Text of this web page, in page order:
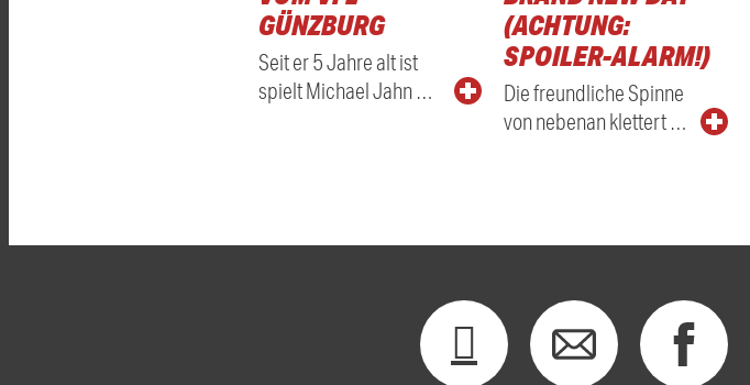
GÜNZBURG
Seit er 5 Jahre alt ist
spielt Michael Jahn …
(ACHTUNG:
SPOILER-ALARM!)
Die freundliche Spinne
von nebenan klettert …